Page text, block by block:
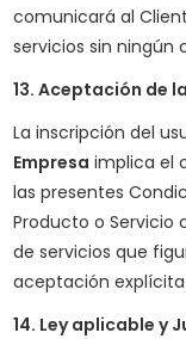
comunicará al
servicios sin ningún
13. Aceptación de
La inscripción del
Empresa implica el
las presentes
Producto o Servicio
de servicios que
aceptación explícita
14. Ley aplicable y